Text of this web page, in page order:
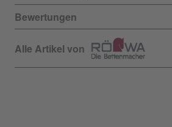
Bewertungen
Alle Artikel von